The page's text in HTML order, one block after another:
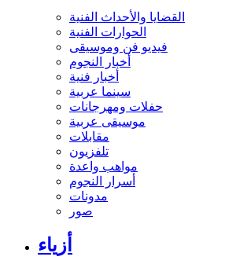
القضايا والأحداث الفنية
الحوارات الفنية
فيديو فن وموسيقى
أخبار النجوم
أخبار فنية
سينما عربية
حفلات ومهرجانات
موسيقى عربية
مقابلات
تلفزيون
مواهب واعدة
أسرار النجوم
مدونات
صور
أزياء